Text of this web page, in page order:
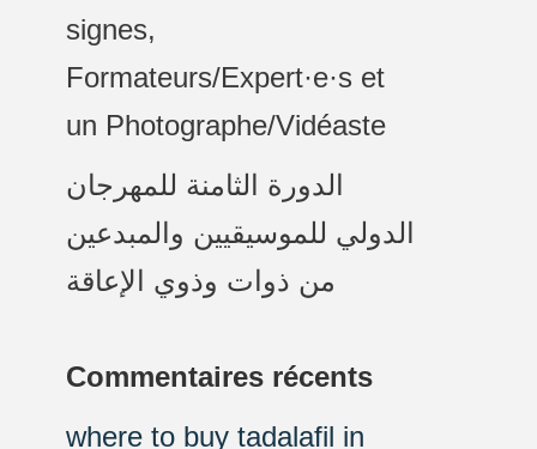
signes,
Formateurs/Expert·e·s et
un Photographe/Vidéaste
الدورة الثامنة للمهرجان
الدولي للموسيقيين والمبدعين
من ذوات وذوي الإعاقة
Commentaires récents
where to buy tadalafil in